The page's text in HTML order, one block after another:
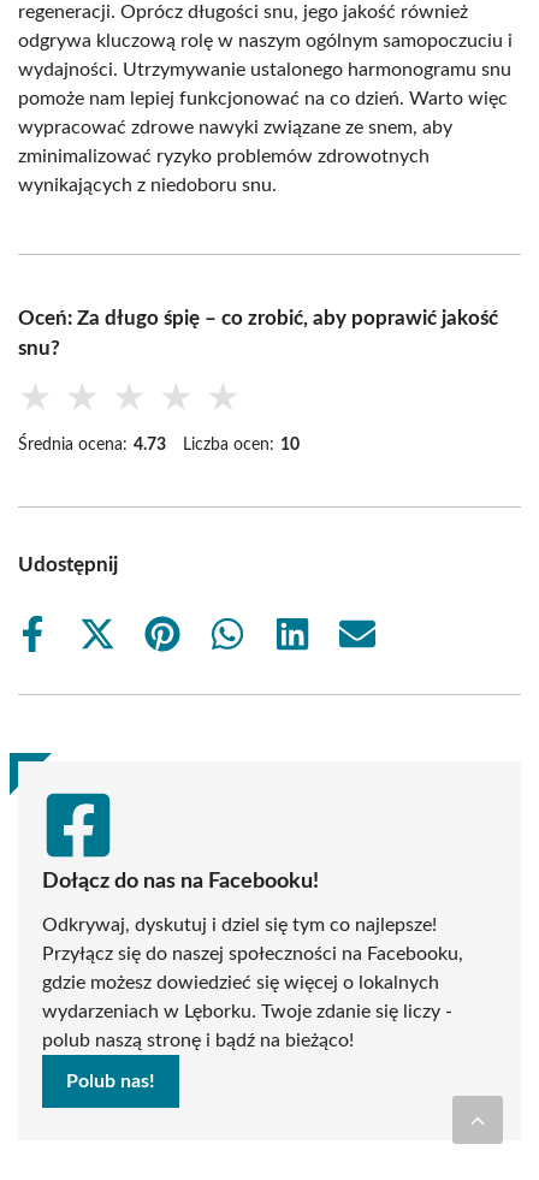
regeneracji. Oprócz długości snu, jego jakość również
odgrywa kluczową rolę w naszym ogólnym samopoczuciu i
wydajności. Utrzymywanie ustalonego harmonogramu snu
pomoże nam lepiej funkcjonować na co dzień. Warto więc
wypracować zdrowe nawyki związane ze snem, aby
zminimalizować ryzyko problemów zdrowotnych
wynikających z niedoboru snu.
Oceń: Za długo śpię – co zrobić, aby poprawić jakość
snu?
★ ★ ★ ★ ★
Średnia ocena: 4.73 Liczba ocen: 10
Udostępnij
Share
Share
(Twitter)
Share
Share
Share
Share
Dołącz do nas na Facebooku!
Odkrywaj, dyskutuj i dziel się tym co najlepsze!
Przyłącz się do naszej społeczności na Facebooku,
gdzie możesz dowiedzieć się więcej o lokalnych
wydarzeniach w Lęborku. Twoje zdanie się liczy -
polub naszą stronę i bądź na bieżąco!
Polub nas!